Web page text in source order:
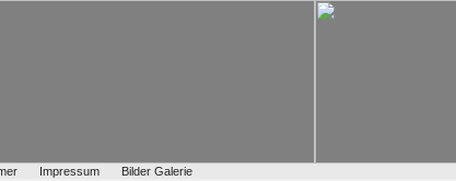
Impressum Bilder Galerie